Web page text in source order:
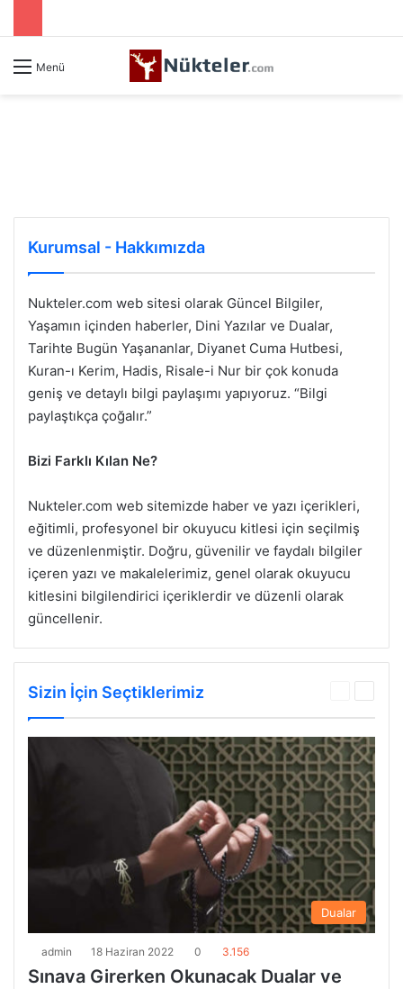
Menü
Kurumsal - Hakkımızda
Nukteler.com web sitesi olarak Güncel Bilgiler,
Yaşamın içinden haberler, Dini Yazılar ve Dualar,
Tarihte Bugün Yaşananlar, Diyanet Cuma Hutbesi,
Kuran-ı Kerim, Hadis, Risale-i Nur bir çok konuda
geniş ve detaylı bilgi paylaşımı yapıyoruz. “Bilgi
paylaştıkça çoğalır.”
Bizi Farklı Kılan Ne?
Nukteler.com web sitemizde haber ve yazı içerikleri,
eğitimli, profesyonel bir okuyucu kitlesi için seçilmiş
ve düzenlenmiştir. Doğru, güvenilir ve faydalı bilgiler
içeren yazı ve makalelerimiz, genel olarak okuyucu
kitlesini bilgilendirici içeriklerdir ve düzenli olarak
güncellenir.
Sizin İçin Seçtiklerimiz
Dualar
admin 18 Haziran 2022 0 3.156
Sınava Girerken Okunacak Dualar ve